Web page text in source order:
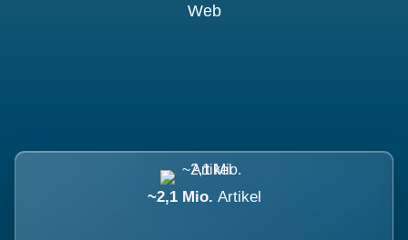
Web
~2,1 Mio. Artikel